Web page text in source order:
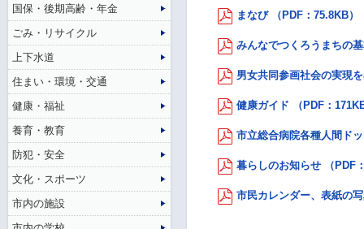
まなび （PDF：75.8KB）
みんなでつくろうまちの
男女共同参画社会の実現
健康ガイド （PDF：
市立総合病院各種人間ド
暮らしのお知らせ （PDF
市民カレンダー、表紙の
国保・後期高齢・年金
ごみ・リサイクル
上下水道
住まい・環境・交通
健康・福祉
養育・教育
防犯・安全
文化・スポーツ
市内の施設